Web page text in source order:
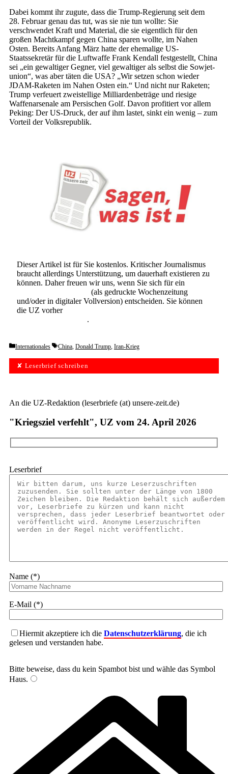
Dabei kommt ihr zugute, dass die Trump-Regierung seit dem
28. Februar genau das tut, was sie nie tun wollte: Sie
verschwendet Kraft und Material, die sie eigentlich für den
großen Machtkampf gegen China sparen wollte, im Nahen
Osten. Bereits Anfang März hatte der ehemalige US-
Staatssekretär für die Luftwaffe Frank Kendall festgestellt, China
sei „ein gewaltiger Gegner, viel gewaltiger als selbst die So­wjet­
union“, was aber täten die USA? „Wir setzen schon wieder
JDAM-Raketen im Nahen Osten ein.“ Und nicht nur Raketen;
Trump verfeuert zweistellige Milliardenbeträge und riesige
Waffen­arsenale am Persischen Golf. Davon profitiert vor allem
Peking: Der US-Druck, der auf ihm lastet, sinkt ein wenig – zum
Vorteil der Volksrepublik.
Dieser Artikel ist für Sie kostenlos. Kritischer Journalismus
braucht allerdings Unterstützung, um dauerhaft existieren zu
können. Daher freuen wir uns, wenn Sie sich für ein
(als gedruckte Wochenzeitung
und/oder in digitaler Vollversion) entscheiden. Sie können
die UZ vorher
.
Categories
Internationales Tags
China, Donald Trump, Iran-Krieg
✘ Leserbrief schreiben
An die UZ-Redaktion (leserbriefe (at) unsere-zeit.de)
"Kriegsziel verfehlt", UZ vom 24. April 2026
Leserbrief
Name (*)
E-Mail (*)
Hiermit akzeptiere ich die Datenschutzerklärung, die ich
gelesen und verstanden habe.
Bitte beweise, dass du kein Spambot bist und wähle das Symbol
Haus.